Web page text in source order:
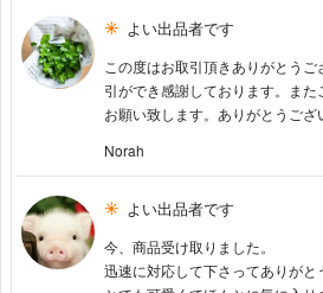
よい出品者です
この度はお取引頂きありがとう
引ができ感謝しております。また
お願い致します。ありがとうござ
Norah
よい出品者です
今、商品受け取りました。
迅速に対応して下さってありが